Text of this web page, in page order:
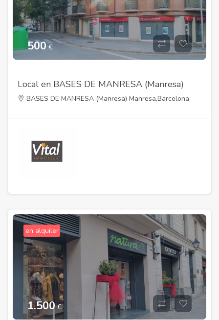
500 €
Local en BASES DE MANRESA (Manresa)
BASES DE MANRESA (Manresa) Manresa,Barcelona
en alquiler
1.500€